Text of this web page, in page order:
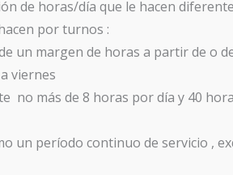
de horas/día que le hacen
por turnos :
un margen de horas a partir de o
viernes
no más de 8 horas por día y 40
un período continuo de servicio ,